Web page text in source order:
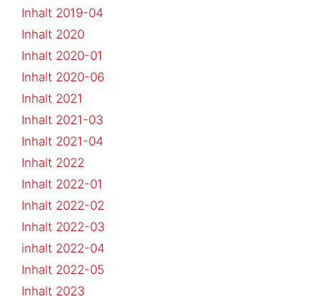
Inhalt 2019-04
Inhalt 2020
Inhalt 2020-01
Inhalt 2020-06
Inhalt 2021
Inhalt 2021-03
Inhalt 2021-04
Inhalt 2022
Inhalt 2022-01
Inhalt 2022-02
Inhalt 2022-03
inhalt 2022-04
Inhalt 2022-05
Inhalt 2023